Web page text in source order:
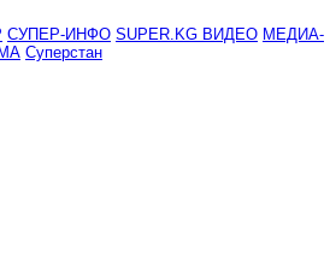
СУПЕР-ИНФО SUPER.KG ВИДЕО МЕДИА-
Суперстан